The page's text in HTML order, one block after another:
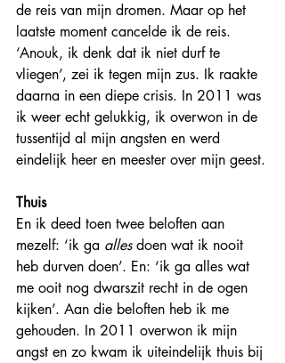
de reis van mijn dromen. Maar op het
laatste moment cancelde ik de reis.
‘Anouk, ik denk dat ik niet durf te
vliegen’, zei ik tegen mijn zus. Ik raakte
daarna in een diepe crisis. In 2011 was
ik weer echt gelukkig, ik overwon in de
tussentijd al mijn angsten en werd
eindelijk heer en meester over mijn geest.
Thuis
En ik deed toen twee beloften aan
mezelf: ‘ik ga alles doen wat ik nooit
heb durven doen’. En: ‘ik ga alles wat
me ooit nog dwarszit recht in de ogen
kijken’. Aan die beloften heb ik me
gehouden. In 2011 overwon ik mijn
angst en zo kwam ik uiteindelijk thuis bij